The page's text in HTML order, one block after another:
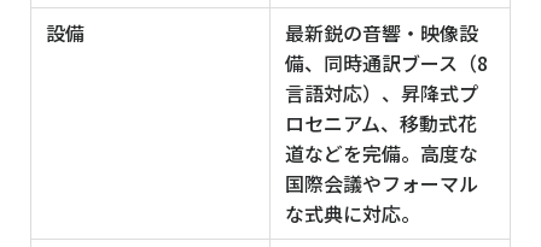
設備
最新鋭の音響・映像設
備、同時通訳ブース（8
言語対応）、昇降式プ
ロセニアム、移動式花
道などを完備。高度な
国際会議やフォーマル
な式典に対応。